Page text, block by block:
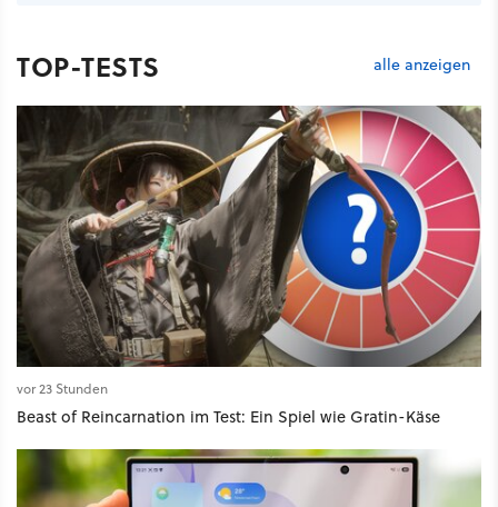
TOP-TESTS alle anzeigen
vor 23 Stunden
Beast of Reincarnation im Test: Ein Spiel wie Gratin-Käse